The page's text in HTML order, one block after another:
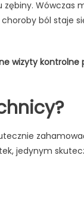
ból staje
wizyty kontrolne
jedynym